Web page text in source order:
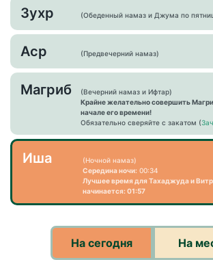
Зухр (Обеденный намаз и Джума по
Аср (Предвечерний намаз)
Магриб
(Вечерний намаз и Ифтар)
Крайне желательно совершить
начале его времени!
Обязательно сверяйте с закатом (
Иша
(Ночной намаз)
Середина ночи: 00:34
Лучшее время для Тахаджуда и
начинается: 01:57
На сегодня На